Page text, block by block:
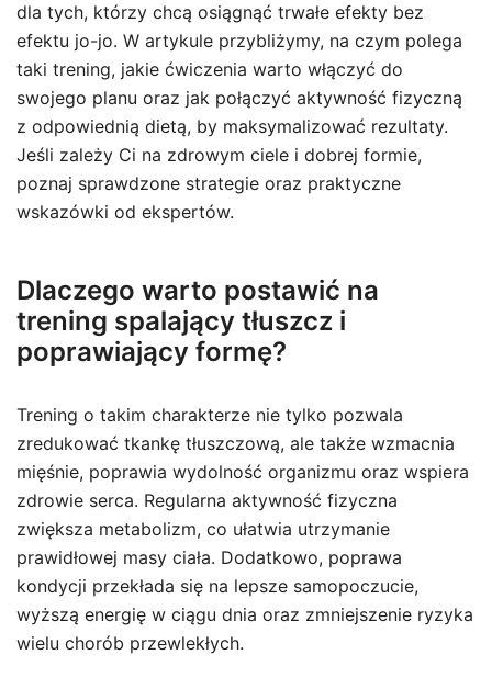
dla tych, którzy chcą osiągnąć trwałe efekty bez
efektu jo-jo. W artykule przybliżymy, na czym polega
taki trening, jakie ćwiczenia warto włączyć do
swojego planu oraz jak połączyć aktywność fizyczną
z odpowiednią dietą, by maksymalizować rezultaty.
Jeśli zależy Ci na zdrowym ciele i dobrej formie,
poznaj sprawdzone strategie oraz praktyczne
wskazówki od ekspertów.
Dlaczego warto postawić na
trening spalający tłuszcz i
poprawiający formę?
Trening o takim charakterze nie tylko pozwala
zredukować tkankę tłuszczową, ale także wzmacnia
mięśnie, poprawia wydolność organizmu oraz wspiera
zdrowie serca. Regularna aktywność fizyczna
zwiększa metabolizm, co ułatwia utrzymanie
prawidłowej masy ciała. Dodatkowo, poprawa
kondycji przekłada się na lepsze samopoczucie,
wyższą energię w ciągu dnia oraz zmniejszenie ryzyka
wielu chorób przewlekłych.